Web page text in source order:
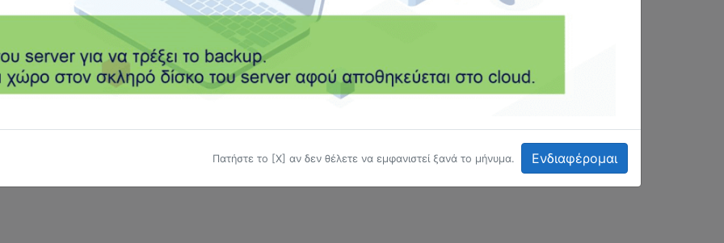
Πατήστε το [Χ] αν δεν θέλετε να εμφανιστεί ξανά το μήνυμα. Ενδιαφέρομαι